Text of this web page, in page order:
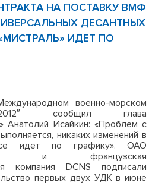
НА ПОСТАВКУ ВМФ
ДЕСАНТНЫХ
ИДЕТ ПО
военно-морском
2012″ сообщил глава
Анатолий Исайкин: «Проблем с
никаких изменений в
идет по графику». ОАО
и французская
компания DCNS подписали
первых двух УДК в июне